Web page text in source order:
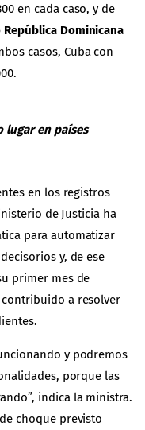
en cada caso, y de
Dominicana
casos, Cuba con
lugar en países
en los registros
de Justicia ha
para automatizar
y, de ese
primer mes de
a resolver
y podremos
porque las
indica la ministra.
choque previsto